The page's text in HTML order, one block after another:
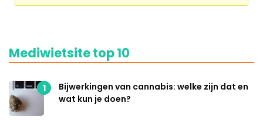
Mediwietsite top 10
1
Bijwerkingen van cannabis: welke zijn dat en
wat kun je doen?